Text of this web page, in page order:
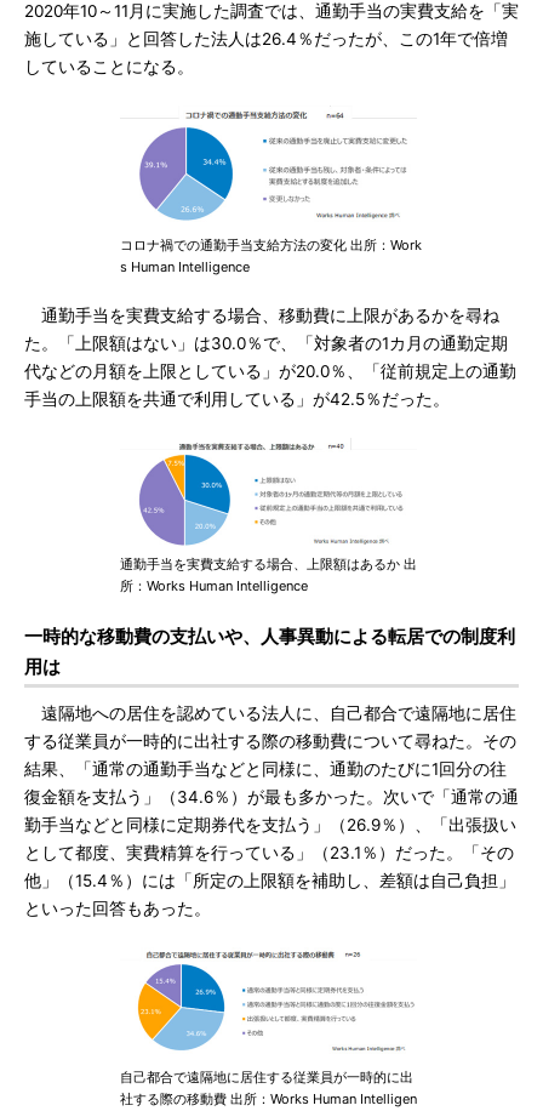
2020年10～11月に実施した調査では、通勤手当の実費支給を「実
施している」と回答した法人は26.4％だったが、この1年で倍増
していることになる。
コロナ禍での通勤手当支給方法の変化 出所：Work
s Human Intelligence
通勤手当を実費支給する場合、移動費に上限があるかを尋ね
た。「上限額はない」は30.0％で、「対象者の1カ月の通勤定期
代などの月額を上限としている」が20.0％、「従前規定上の通勤
手当の上限額を共通で利用している」が42.5％だった。
通勤手当を実費支給する場合、上限額はあるか 出
所：Works Human Intelligence
一時的な移動費の支払いや、人事異動による転居での制度利
用は
遠隔地への居住を認めている法人に、自己都合で遠隔地に居住
する従業員が一時的に出社する際の移動費について尋ねた。その
結果、「通常の通勤手当などと同様に、通勤のたびに1回分の往
復金額を支払う」（34.6％）が最も多かった。次いで「通常の通
勤手当などと同様に定期券代を支払う」（26.9％）、「出張扱い
として都度、実費精算を行っている」（23.1％）だった。「その
他」（15.4％）には「所定の上限額を補助し、差額は自己負担」
といった回答もあった。
自己都合で遠隔地に居住する従業員が一時的に出
社する際の移動費 出所：Works Human Intelligen